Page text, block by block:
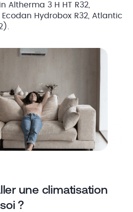
Altherma 3 H HT R32,
Hydrobox R32, Atlantic
une climatisation
?